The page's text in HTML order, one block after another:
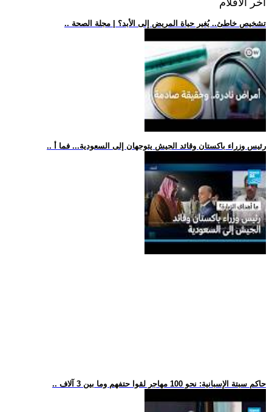
اخر الافلام
.. تشخيص خاطئ.. يُغير حياة المريض إلى الأبد؟ | مجلة الصحة
.. رئيس وزراء باكستان وقائد الجيش يتوجهان إلى السعودية... فما أ
.. حاكم سبتة الإسبانية: نحو 100 مهاجر لقوا حتفهم وما بين 3 آلاف